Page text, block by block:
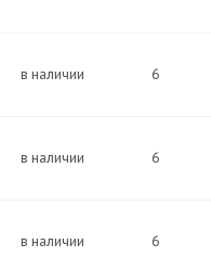
в наличии 6
в наличии 6
в наличии 6